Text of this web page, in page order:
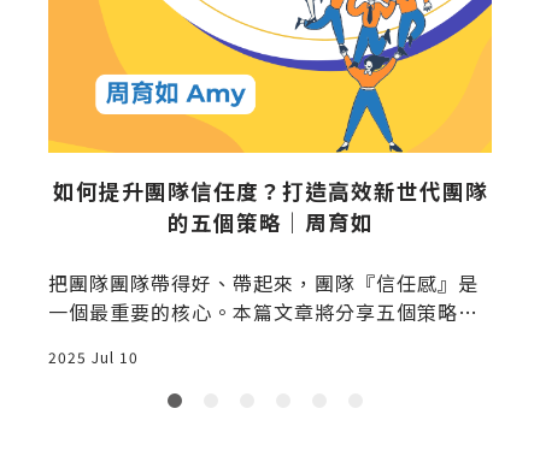
如何提升團隊信任度？打造高效新世代團隊
的五個策略｜周育如
把團隊團隊帶得好、帶起來，團隊『信任感』是
一個最重要的核心。本篇文章將分享五個策略，
2025 Jul 10